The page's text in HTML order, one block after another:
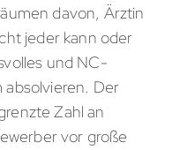
davon, Ärztin
jeder kann oder
und NC-
absolvieren. Der
Zahl an
vor große